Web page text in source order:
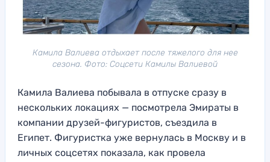
Камила Валиева отдыхает после тяжелого для нее
сезона. Фото: Соцсети Камилы Валиевой
Камила Валиева побывала в отпуске сразу в
нескольких локациях — посмотрела Эмираты в
компании друзей-фигуристов, съездила в
Египет. Фигуристка уже вернулась в Москву и в
личных соцсетях показала, как провела